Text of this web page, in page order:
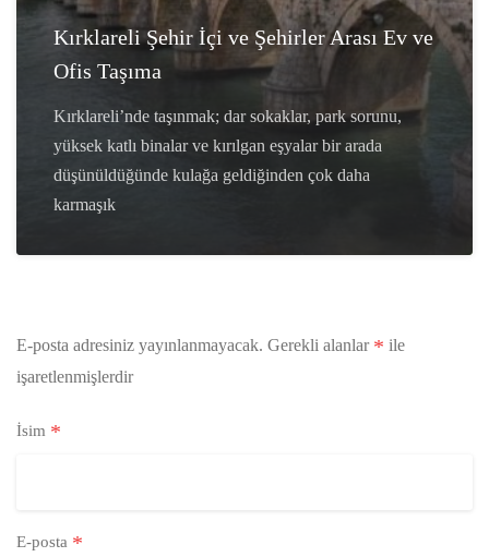
Kırklareli Şehir İçi ve Şehirler Arası Ev ve
Ofis Taşıma
Kırklareli’nde taşınmak; dar sokaklar, park sorunu,
yüksek katlı binalar ve kırılgan eşyalar bir arada
düşünüldüğünde kulağa geldiğinden çok daha
karmaşık
E-posta adresiniz yayınlanmayacak. Gerekli alanlar * ile
işaretlenmişlerdir
İsim *
E-posta *